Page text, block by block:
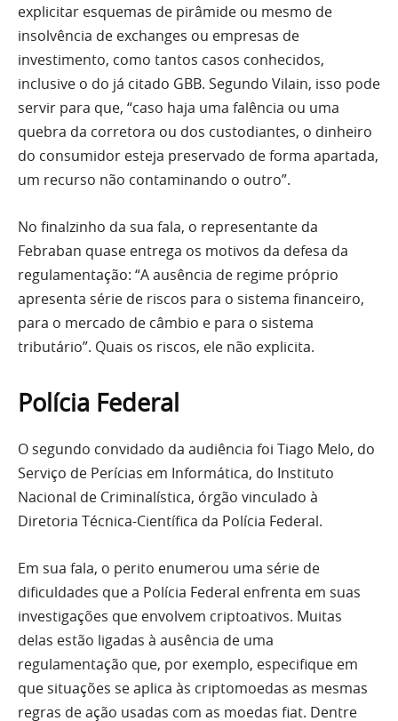
explicitar esquemas de pirâmide ou mesmo de
insolvência de exchanges ou empresas de
investimento, como tantos casos conhecidos,
inclusive o do já citado GBB. Segundo Vilain, isso pode
servir para que, “caso haja uma falência ou uma
quebra da corretora ou dos custodiantes, o dinheiro
do consumidor esteja preservado de forma apartada,
um recurso não contaminando o outro”.
No finalzinho da sua fala, o representante da
Febraban quase entrega os motivos da defesa da
regulamentação: “A ausência de regime próprio
apresenta série de riscos para o sistema financeiro,
para o mercado de câmbio e para o sistema
tributário”. Quais os riscos, ele não explicita.
Polícia Federal
O segundo convidado da audiência foi Tiago Melo, do
Serviço de Perícias em Informática, do Instituto
Nacional de Criminalística, órgão vinculado à
Diretoria Técnica-Científica da Polícia Federal.
Em sua fala, o perito enumerou uma série de
dificuldades que a Polícia Federal enfrenta em suas
investigações que envolvem criptoativos. Muitas
delas estão ligadas à ausência de uma
regulamentação que, por exemplo, especifique em
que situações se aplica às criptomoedas as mesmas
regras de ação usadas com as moedas fiat. Dentre